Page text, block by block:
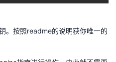
。按照readme的说明获你唯一的